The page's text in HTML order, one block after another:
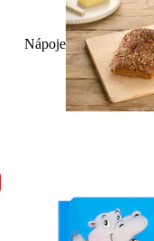
Nápoje